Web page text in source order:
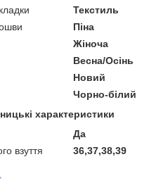
Текстиль
Піна
Жіноча
Весна/Осінь
Новий
Чорно-білий
характеристики
Да
взуття
36,37,38,39